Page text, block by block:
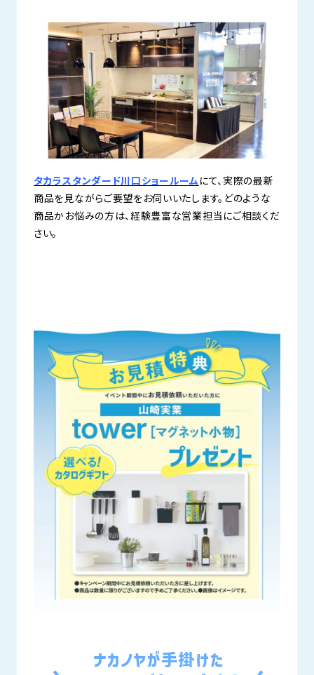
タカラスタンダード川口ショールームにて、実際の最新
商品を見ながらご要望をお伺いいたします。どのような
商品かお悩みの方は、経験豊富な営業担当にご相談くだ
さい。